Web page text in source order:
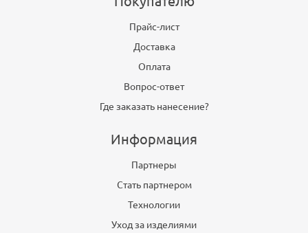
Прайс-лист
Доставка
Оплата
Вопрос-ответ
Где заказать нанесение?
Информация
Партнеры
Стать партнером
Технологии
Уход за изделиями